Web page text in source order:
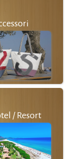
/ Resort